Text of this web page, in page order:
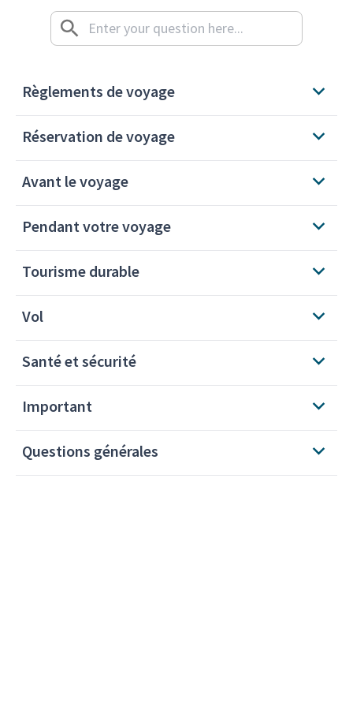
Règlements de voyage
Réservation de voyage
Avant le voyage
Pendant votre voyage
Tourisme durable
Vol
Santé et sécurité
Important
Questions générales